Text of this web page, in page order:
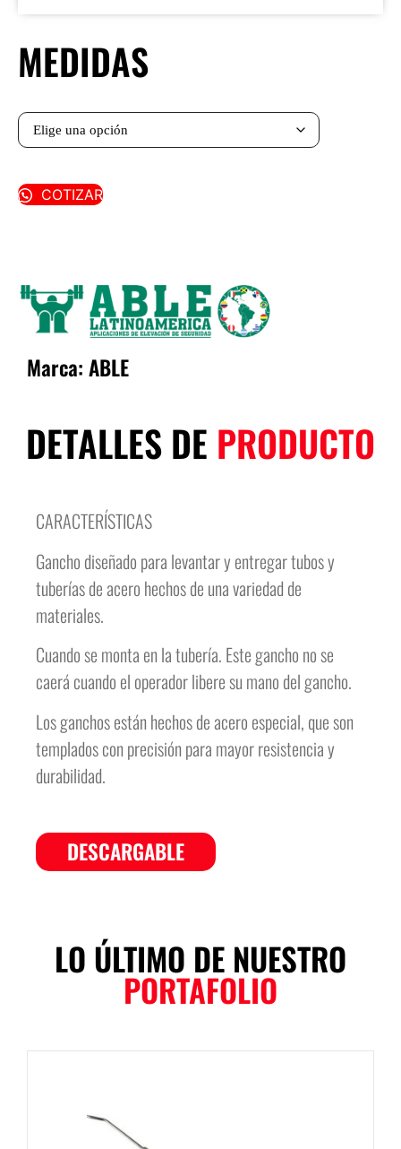
MEDIDAS
COTIZAR
Marca: ABLE
DETALLES DE PRODUCTO
CARACTERÍSTICAS
Gancho diseñado para levantar y entregar tubos y
tuberías de acero hechos de una variedad de
materiales.
Cuando se monta en la tubería. Este gancho no se
caerá cuando el operador libere su mano del gancho.
Los ganchos están hechos de acero especial, que son
templados con precisión para mayor resistencia y
durabilidad.
DESCARGABLE
LO ÚLTIMO DE NUESTRO
PORTAFOLIO